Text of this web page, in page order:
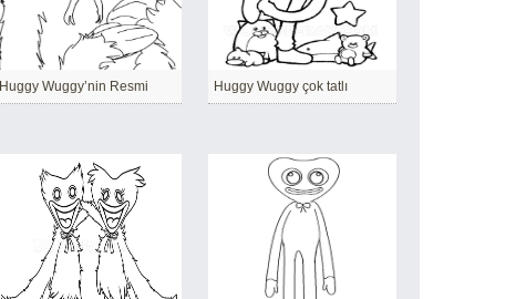
Huggy Wuggy’nin Resmi Huggy Wuggy çok tatlı